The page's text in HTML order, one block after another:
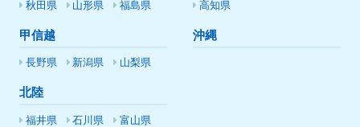
秋田県
山形県 福島県
甲信越
長野県 新潟県 山梨県
北陸
福井県 石川県 富山県
高知県
沖縄